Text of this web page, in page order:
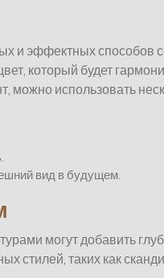
и эффектных способов
который будет
можно использовать
вид в будущем.
могут добавить
стилей, таких как